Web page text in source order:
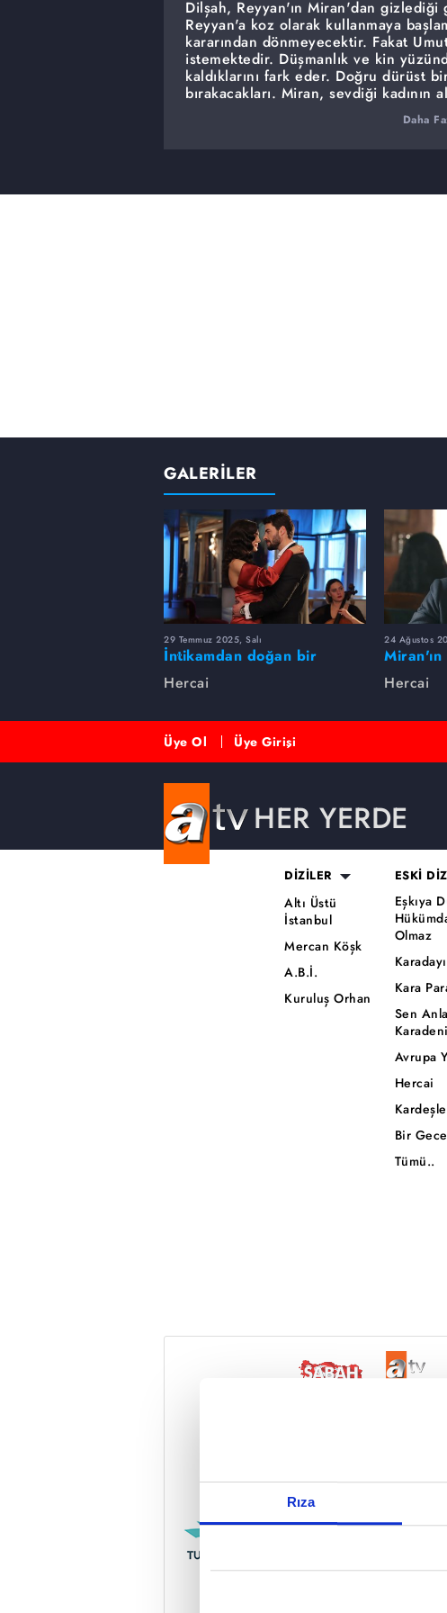
Rıza
Reddet
Dilşah, Reyyan'ın Miran'dan
Reyyan'a koz olarak kullanmaya
kararından dönmeyecektir. Fakat
istemektedir. Düşmanlık ve kin
kaldıklarını fark eder. Doğru dürüst
bırakacakları. Miran, sevdiği
karısının içlerinde hiçbir şeyin uhde
ne varsa tamamlayacaktır. En başta
olacak, Reyyan ve Miran'ın barış ve
Daha
GALERİLER
29 Temmuz 2025, Salı
İntikamdan doğan bir
hikaye... Hercai'de Miran ve
Hercai
24 Ağustos
Miran'ın
Hercai
Üye Ol Üye Girişi
HER YERDE
DİZİLER
Altı Üstü
İstanbul
Mercan Köşk
A.B.İ.
Kuruluş Orhan
ESKİ
Eşkıya
Olmaz
Karadayı
Kara
Sen
Avrupa
Hercai
Bir
Tümü..